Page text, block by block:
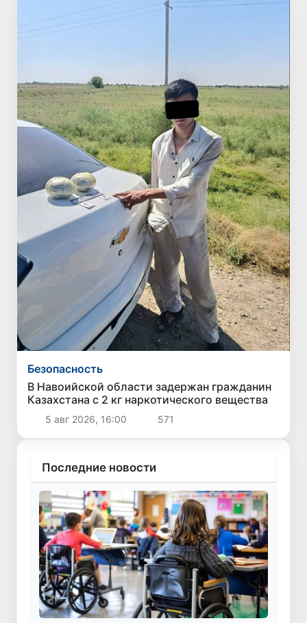
Безопасность
В Навоийской области задержан гражданин
Казахстана с 2 кг наркотического вещества
5 авг 2026, 16:00 571
Последние новости